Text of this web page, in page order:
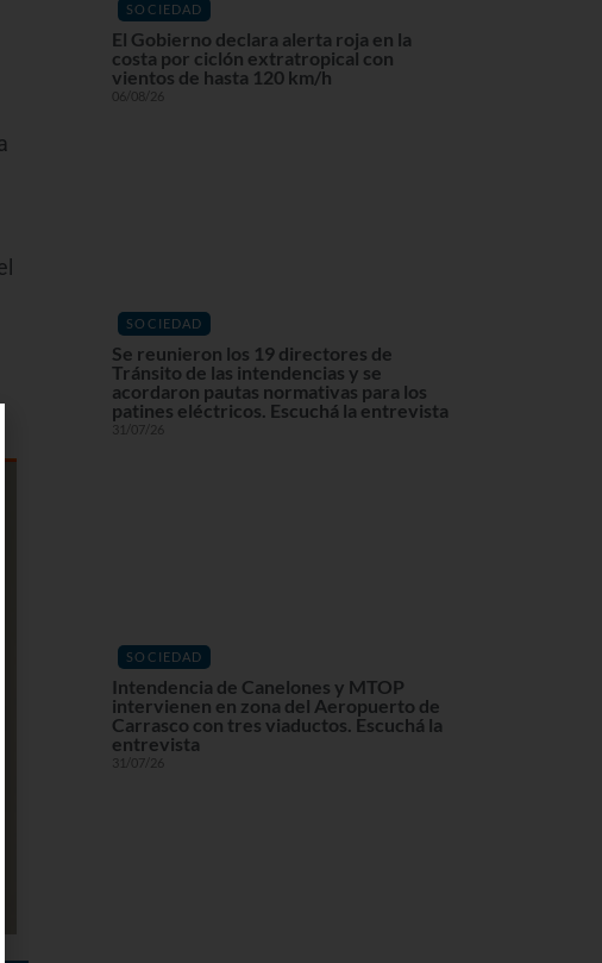
SOCIEDAD
El Gobierno declara alerta roja en la
costa por ciclón extratropical con
vientos de hasta 120 km/h
06/08/26
SOCIEDAD
Se reunieron los 19 directores de
Tránsito de las intendencias y se
acordaron pautas normativas para los
patines eléctricos. Escuchá la entrevista
31/07/26
SOCIEDAD
Intendencia de Canelones y MTOP
intervienen en zona del Aeropuerto de
Carrasco con tres viaductos. Escuchá la
entrevista
31/07/26